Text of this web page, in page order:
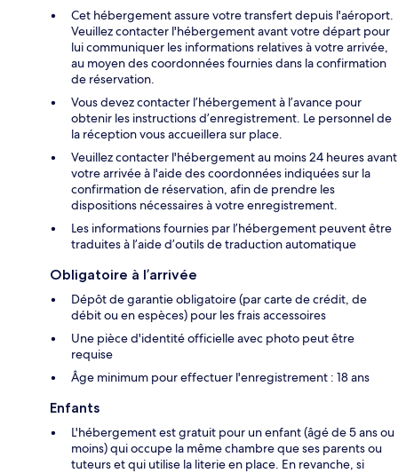
Cet hébergement assure votre transfert depuis l'aéroport.
Veuillez contacter l'hébergement avant votre départ pour
lui communiquer les informations relatives à votre arrivée,
au moyen des coordonnées fournies dans la confirmation
de réservation.
Vous devez contacter l’hébergement à l’avance pour
obtenir les instructions d’enregistrement. Le personnel de
la réception vous accueillera sur place.
Veuillez contacter l'hébergement au moins 24 heures avant
votre arrivée à l'aide des coordonnées indiquées sur la
confirmation de réservation, afin de prendre les
dispositions nécessaires à votre enregistrement.
Les informations fournies par l’hébergement peuvent être
traduites à l’aide d’outils de traduction automatique
Obligatoire à l’arrivée
Dépôt de garantie obligatoire (par carte de crédit, de
débit ou en espèces) pour les frais accessoires
Une pièce d'identité officielle avec photo peut être
requise
Âge minimum pour effectuer l'enregistrement : 18 ans
Enfants
L'hébergement est gratuit pour un enfant (âgé de 5 ans ou
moins) qui occupe la même chambre que ses parents ou
tuteurs et qui utilise la literie en place. En revanche, si